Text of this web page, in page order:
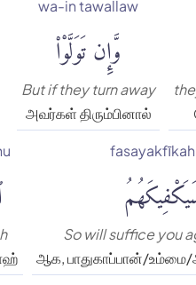
wa-in tawallaw
وَّإِن تَوَلَّوْا۟
But if they turn away
அவர்கள் திரும்பினால்
So will suffice you
ஆக, பாதுகாப்பான்/உம்மை/